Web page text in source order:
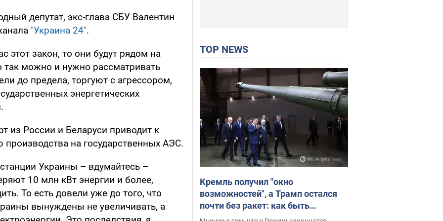
депутат, экс-глава СБУ Валентин
"Украина 24".
этот закон, то они будут рядом на
можно и нужно рассматривать
до предела, торгуют с агрессором,
энергетических
из России и Беларуси приводит к
на государственных АЭС.
Украины – вдумайтесь –
10 млн кВт энергии и более,
То есть довели уже до того, что
вынуждены не увеличивать, а
TOP NEWS
Кремль получил "окно
возможностей", а Трамп остался
почти без ракет: как быть
Украине? Интервью с Мельником